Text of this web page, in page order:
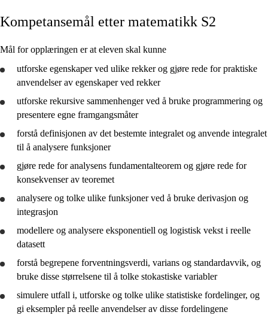
Kjerneelementer
Tverrfaglige temaer
Grunnleggende ferdigheter
Matematikk S1
Kompetansemål etter matematikk S2
Mål for opplæringen er at eleven skal kunne
utforske egenskaper ved ulike rekker og gjøre rede forpraktiske
anvendelser av egenskaper ved rekker
utforske rekursive sammenhenger ved å bruke programmering og
presentere egne framgangsmåter
forstå definisjonen av det bestemte integralet og anvende integralet
til å analysere funksjoner
gjøre rede foranalysens fundamentalteorem og gjøre rede for
konsekvenser av teoremet
analysere og tolke ulike funksjoner ved å bruke derivasjon og
integrasjon
modellere og analysere eksponentiell og logistisk vekst i reelle
datasett
forstå begrepene forventningsverdi, varians og standardavvik, og
bruke disse størrelsene til å tolke stokastiske variabler
simulere utfall i, utforske og tolke ulike statistiske fordelinger, og
gi eksempler på reelle anvendelser av disse fordelingene